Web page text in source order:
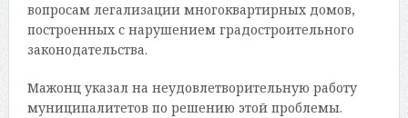
вопросам легализации многоквартирных домов,
построенных с нарушением градостроительного
законодательства.
Мажонц указал на неудовлетворительную работу
муниципалитетов по решению этой проблемы.